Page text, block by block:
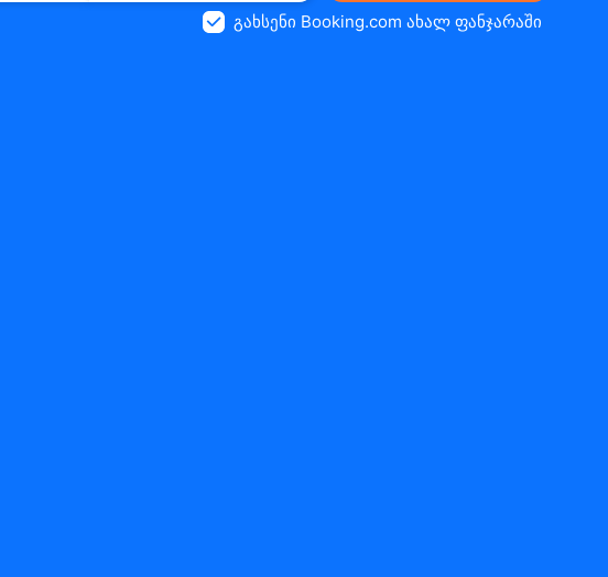
გახსენი Booking.com ახალ ფანჯარაში